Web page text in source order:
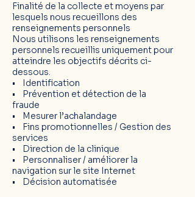
Finalité de la collecte et moyens par
lesquels nous recueillons des
renseignements personnels
Nous utilisons les renseignements
personnels recueillis uniquement pour
atteindre les objectifs décrits ci-
dessous.
• Identification
• Prévention et détection de la
fraude
• Mesurer l’achalandage
• Fins promotionnelles / Gestion des
services
• Direction de la clinique
• Personnaliser / améliorer la
navigation sur le site Internet
• Décision automatisée